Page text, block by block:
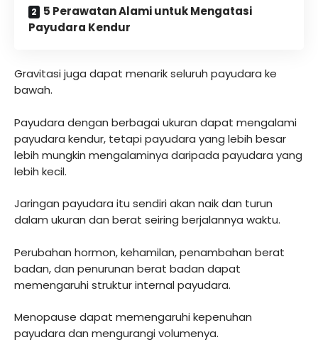
5 Perawatan Alami untuk Mengatasi
Payudara Kendur
Gravitasi juga dapat menarik seluruh payudara ke
bawah.
Payudara dengan berbagai ukuran dapat mengalami
payudara kendur, tetapi payudara yang lebih besar
lebih mungkin mengalaminya daripada payudara yang
lebih kecil.‌
Jaringan payudara itu sendiri akan naik dan turun
dalam ukuran dan berat seiring berjalannya waktu.
Perubahan hormon, kehamilan, penambahan berat
badan, dan penurunan berat badan dapat
memengaruhi struktur internal payudara.
Menopause dapat memengaruhi kepenuhan
payudara dan mengurangi volumenya.